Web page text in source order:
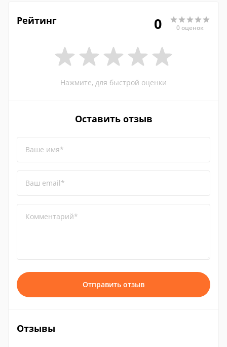
Рейтинг 0 0 оценок
Нажмите, для быстрой оценки
Оставить отзыв
Ваше имя*
Ваш email*
Комментарий*
Отправить отзыв
Отзывы